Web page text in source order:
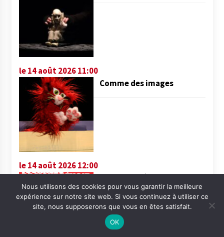
le 14 août 2026 11:00
Comme des images
le 14 août 2026 12:00
Mauprévoir » du 14 au 16
août
Nous utilisons des cookies pour vous garantir la meilleure
expérience sur notre site web. Si vous continuez à utiliser ce
site, nous supposerons que vous en êtes satisfait.
OK